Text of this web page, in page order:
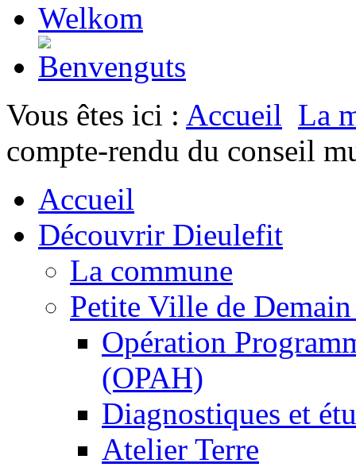
Vous êtes ici : Accueil La
compte-rendu du conseil
Accueil
Découvrir Dieulefit
La commune
Petite Ville de
Opération
(OPAH)
Diagnostiques et
Atelier Terre